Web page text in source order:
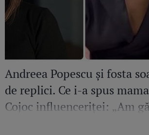
Andreea Popescu și fosta
de replici. Ce i-a spus
Cojoc influenceriței: „Am